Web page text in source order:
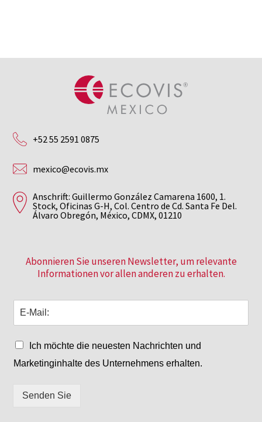
+52 55 2591 0875
mexico@ecovis.mx
Anschrift: Guillermo González Camarena 1600, 1.
Stock, Oficinas G-H, Col. Centro de Cd. Santa Fe Del.
Álvaro Obregón, México, CDMX, 01210
Abonnieren Sie unseren Newsletter, um relevante
Informationen vor allen anderen zu erhalten.
Ich möchte die neuesten Nachrichten und
Marketinginhalte des Unternehmens erhalten.
Senden Sie